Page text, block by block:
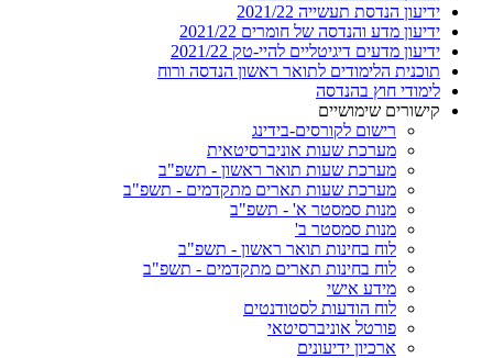
ידיעון הנדסת תעשייה 2021/22
ידיעון מדע והנדסה של חומרים 2021/22
ידיעון מדעים דיגיטליים להיי-טק 2021/22
תוכנית הלימודים לתואר ראשון הנדסה ורוח
לימודי חוץ בהנדסה
קישורים שימושיים
רישום לקורסים-בידינג
מערכת שעות אוניברסיטאית
מערכת שעות תואר ראשון - תשפ"ב
מערכת שעות תארים מתקדמים - תשפ"ב
מנות סמסטר א' - תשפ"ב
מנות סמסטר ב'
לוח בחינות תואר ראשון - תשפ"ב
לוח בחינות תארים מתקדמים - תשפ"ב
מידע אישי
לוח הודעות לסטודנטים
פורטל אוניברסיטאי
ארכיון ידיעונים